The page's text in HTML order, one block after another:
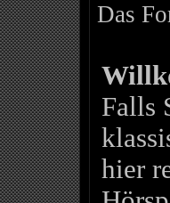
Das
Falls
hier